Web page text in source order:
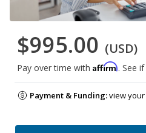
$995.00 (USD)
Pay over time with Affirm. See
Payment & Funding:view